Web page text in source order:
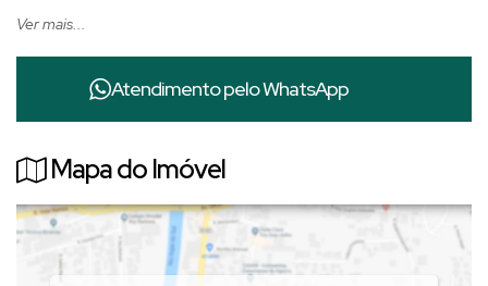
🌅 Diferenciais do imóvel:
✔ Localização estratégica logo na entrada do loteamento
✔ Condomínio com
segurança 24 horas
✔ Ruas tranquilas e bem planejadas
✔ Ampla metragem, ideal para projetos residenciais de alto
padrão
✔ Ótimo aproveitamento arquitetônico
🔥 Diferencial exclusivo:
Possibilidade de unificar com os lotes 10 e 12
Ver mais...
Atendimento peloWhatsApp
Mapa do Imóvel